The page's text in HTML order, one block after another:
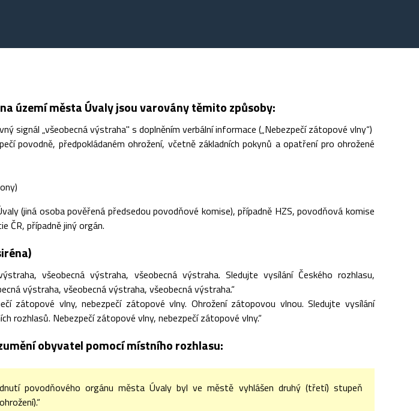
území města Úvaly jsou varovány těmito způsoby:
signál „všeobecná výstraha" s doplněním verbální informace („Nebezpečí zátopové vlny“)
povodně, předpokládaném ohrožení, včetně základních pokynů a opatření pro ohrožené
(jiná osoba pověřená předsedou povodňové komise), případně HZS, povodňová komise
ČR, případně jiný orgán.
všeobecná výstraha, všeobecná výstraha. Sledujte vysílání Českého rozhlasu,
výstraha, všeobecná výstraha, všeobecná výstraha.“
zátopové vlny, nebezpečí zátopové vlny. Ohrožení zátopovou vlnou. Sledujte vysílání
rozhlasů. Nebezpečí zátopové vlny, nebezpečí zátopové vlny.“
obyvatel pomocí místního rozhlasu:
povodňového orgánu města Úvaly byl ve městě vyhlášen druhý (třetí) stupeň